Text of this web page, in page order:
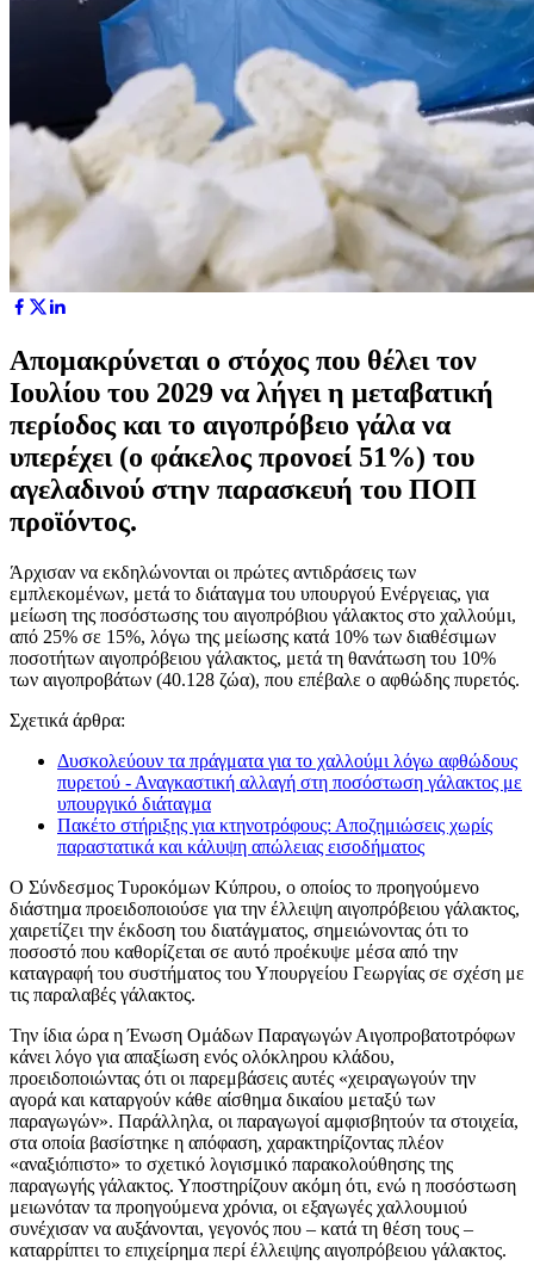
Απομακρύνεται ο στόχος που θέλει τον
Ιουλίου του 2029 να λήγει η μεταβατική
περίοδος και το αιγοπρόβειο γάλα να
υπερέχει (ο φάκελος προνοεί 51%) του
αγελαδινού στην παρασκευή του ΠΟΠ
προϊόντος.
Άρχισαν να εκδηλώνονται οι πρώτες αντιδράσεις των
εμπλεκομένων, μετά το διάταγμα του υπουργού Ενέργειας, για
μείωση της ποσόστωσης του αιγοπρόβιου γάλακτος στο χαλλούμι,
από 25% σε 15%, λόγω της μείωσης κατά 10% των διαθέσιμων
ποσοτήτων αιγοπρόβειου γάλακτος, μετά τη θανάτωση του 10%
των αιγοπροβάτων (40.128 ζώα), που επέβαλε ο αφθώδης πυρετός.
Σχετικά άρθρα:
Δυσκολεύουν τα πράγματα για το χαλλούμι λόγω αφθώδους
πυρετού - Αναγκαστική αλλαγή στη ποσόστωση γάλακτος με
υπουργικό διάταγμα
Πακέτο στήριξης για κτηνοτρόφους: Αποζημιώσεις χωρίς
παραστατικά και κάλυψη απώλειας εισοδήματος
Ο Σύνδεσμος Τυροκόμων Κύπρου, ο οποίος το προηγούμενο
διάστημα προειδοποιούσε για την έλλειψη αιγοπρόβειου γάλακτος,
χαιρετίζει την έκδοση του διατάγματος, σημειώνοντας ότι το
ποσοστό που καθορίζεται σε αυτό προέκυψε μέσα από την
καταγραφή του συστήματος του Υπουργείου Γεωργίας σε σχέση με
τις παραλαβές γάλακτος.
Την ίδια ώρα η Ένωση Ομάδων Παραγωγών Αιγοπροβατοτρόφων
κάνει λόγο για απαξίωση ενός ολόκληρου κλάδου,
προειδοποιώντας ότι οι παρεμβάσεις αυτές «χειραγωγούν την
αγορά και καταργούν κάθε αίσθημα δικαίου μεταξύ των
παραγωγών». Παράλληλα, οι παραγωγοί αμφισβητούν τα στοιχεία,
στα οποία βασίστηκε η απόφαση, χαρακτηρίζοντας πλέον
«αναξιόπιστο» το σχετικό λογισμικό παρακολούθησης της
παραγωγής γάλακτος. Υποστηρίζουν ακόμη ότι, ενώ η ποσόστωση
μειωνόταν τα προηγούμενα χρόνια, οι εξαγωγές χαλλουμιού
συνέχισαν να αυξάνονται, γεγονός που – κατά τη θέση τους –
καταρρίπτει το επιχείρημα περί έλλειψης αιγοπρόβειου γάλακτος.